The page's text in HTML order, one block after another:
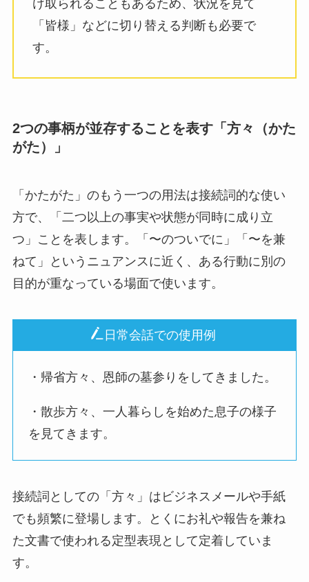
け取られることもあるため、状況を見て
「皆様」などに切り替える判断も必要で
す。
2つの事柄が並存することを表す「方々（かた
がた）」
「かたがた」のもう一つの用法は接続詞的な使い
方で、「二つ以上の事実や状態が同時に成り立
つ」ことを表します。「〜のついでに」「〜を兼
ねて」というニュアンスに近く、ある行動に別の
目的が重なっている場面で使います。
日常会話での使用例
・帰省方々、恩師の墓参りをしてきました。
・散歩方々、一人暮らしを始めた息子の様子
を見てきます。
接続詞としての「方々」はビジネスメールや手紙
でも頻繁に登場します。とくにお礼や報告を兼ね
た文書で使われる定型表現として定着していま
す。